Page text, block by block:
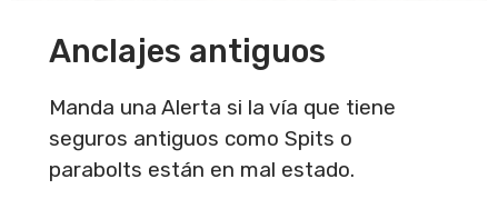
Anclajes antiguos
Manda una Alerta si la vía que tiene
seguros antiguos como Spits o
parabolts están en mal estado.